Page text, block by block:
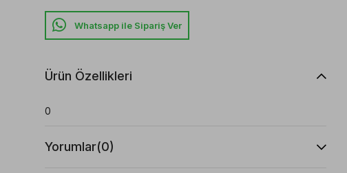
Whatsapp ile Sipariş Ver
Ürün Özellikleri
0
Yorumlar(0)